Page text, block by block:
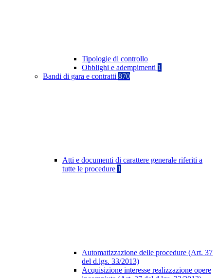
Tipologie di controllo
Obblighi e adempimenti 1
Bandi di gara e contratti 870
Atti e documenti di carattere generale riferiti a
tutte le procedure 1
Automatizzazione delle procedure (Art. 37
del d.lgs. 33/2013)
Acquisizione interesse realizzazione opere